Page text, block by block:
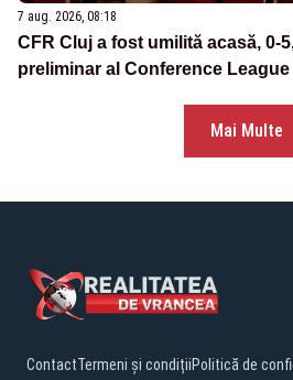
7 aug. 2026, 08:18
CFR Cluj a fost umilită acasă, 0-
preliminar al Conference League
Mai Multe
ContactTermeni și condițiiPolitică de